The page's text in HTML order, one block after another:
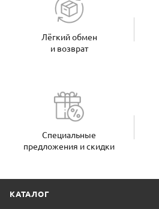
Лёгкий обмен
и возврат
Специальные
предложения и скидки
КАТАЛОГ